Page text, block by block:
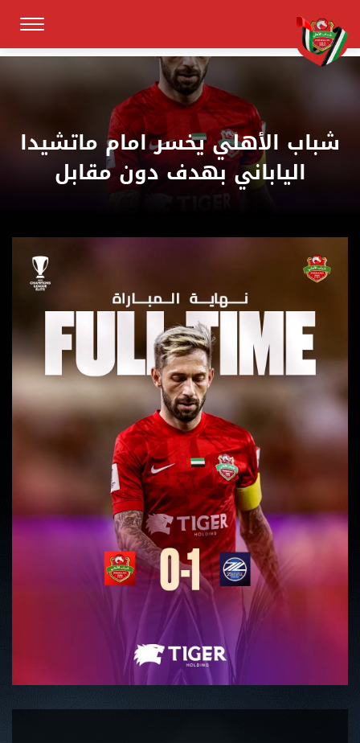
شباب الأهلي يخسر امام ماتشيدا
الياباني بهدف دون مقابل